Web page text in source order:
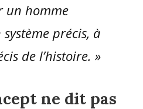
un homme
précis, à
de l’histoire. »
ne dit pas